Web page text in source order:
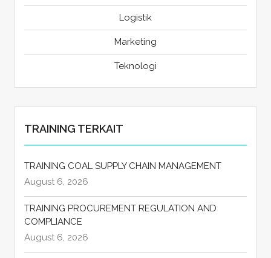
Logistik
Marketing
Teknologi
TRAINING TERKAIT
TRAINING COAL SUPPLY CHAIN MANAGEMENT
August 6, 2026
TRAINING PROCUREMENT REGULATION AND
COMPLIANCE
August 6, 2026